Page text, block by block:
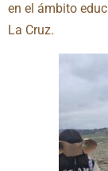
en el ámbito
La Cruz.